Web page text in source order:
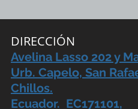
DIRECCIÓN
Avelina Lasso 202 y
Urb. Capelo, San
Chillos.
Ecuador. EC171101,